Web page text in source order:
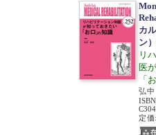
カ
ン
リ
医
「
弘
ISBN
定